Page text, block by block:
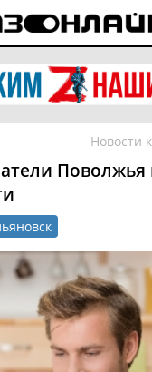
Новости